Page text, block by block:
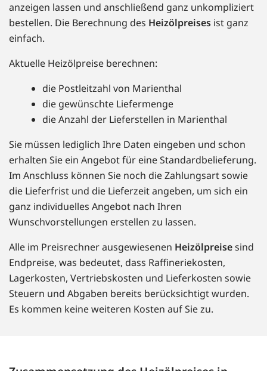
anzeigen lassen und anschließend ganz unkompliziert
bestellen. Die Berechnung des Heizölpreises ist ganz
einfach.
Aktuelle Heizölpreise berechnen:
die Postleitzahl von Marienthal
die gewünschte Liefermenge
die Anzahl der Lieferstellen in Marienthal
Sie müssen lediglich Ihre Daten eingeben und schon
erhalten Sie ein Angebot für eine Standardbelieferung.
Im Anschluss können Sie noch die Zahlungsart sowie
die Lieferfrist und die Lieferzeit angeben, um sich ein
ganz individuelles Angebot nach Ihren
Wunschvorstellungen erstellen zu lassen.
Alle im Preisrechner ausgewiesenen Heizölpreisesind
Endpreise, was bedeutet, dass Raffineriekosten,
Lagerkosten, Vertriebskosten und Lieferkosten sowie
Steuern und Abgaben bereits berücksichtigt wurden.
Es kommen keine weiteren Kosten auf Sie zu.